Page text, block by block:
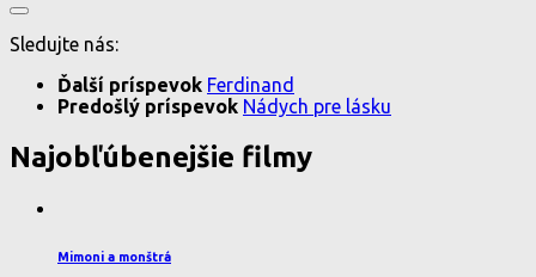
Sledujte nás:
Ďalší príspevok Ferdinand
Predošlý príspevok Nádych pre lásku
Najobľúbenejšie filmy
Mimoni a monštrá